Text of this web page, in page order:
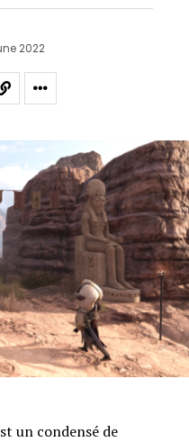
2022
un condensé de